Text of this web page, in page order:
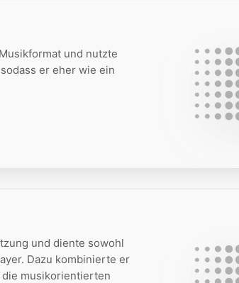
und nutzte
er eher wie ein
und diente sowohl
Dazu kombinierte er
die musikorientierten